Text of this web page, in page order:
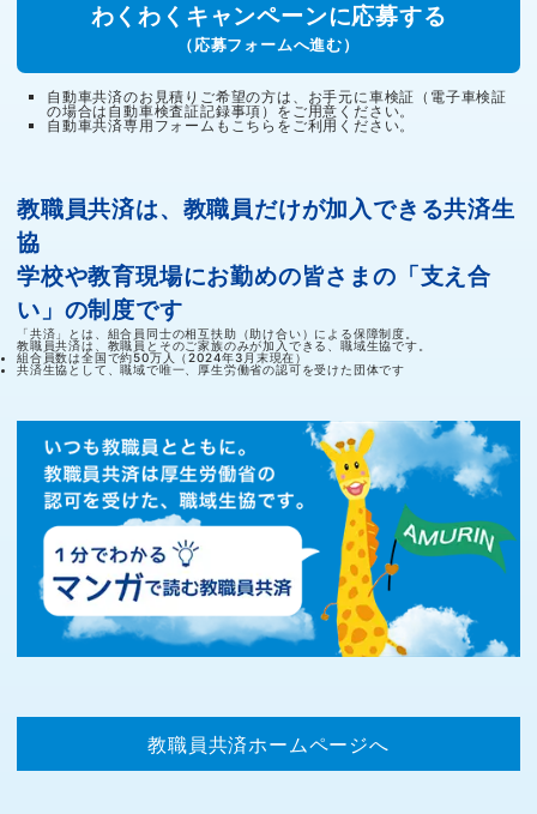
わくわくキャンペーンに応募する
（応募フォームへ進む）
自動車共済のお見積りご希望の方は、お手元に車検証（電子車検証
の場合は自動車検査証記録事項）をご用意ください。
自動車共済専用フォームもこちらをご利用ください。
教職員共済は、教職員だけが加入できる共済生
協
学校や教育現場にお勤めの皆さまの「支え合
い」の制度です
「共済」とは、組合員同士の相互扶助（助け合い）による保障制度。
教職員共済は、教職員とそのご家族のみが加入できる、職域生協です。
組合員数は全国で約50万人（2024年3月末現在）
共済生協として、職域で唯一、厚生労働省の認可を受けた団体です
教職員共済ホームページへ